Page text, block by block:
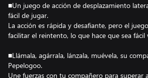
■Un juego de acción de desplazamiento
fácil de jugar.
La acción es rápida y desafiante, pero el
facilitar el reintento, lo que hace que sea
■Llámala, agárrala, lánzala, muévela, su
Pepelogoo.
Une fuerzas con tu compañero para superar